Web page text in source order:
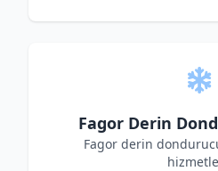
Fagor Derin
Fagor derin